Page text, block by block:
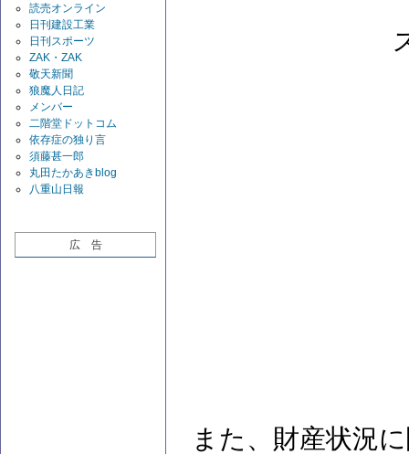
読売オンライン
日刊建設工業
日刊スポーツ
ZAK・ZAK
敬天新聞
狼魔人日記
メンバー
二階堂ドットコム
依存症の独り言
須藤甚一郎
丸田たかあきblog
八重山日報
広 告
また、財産状況